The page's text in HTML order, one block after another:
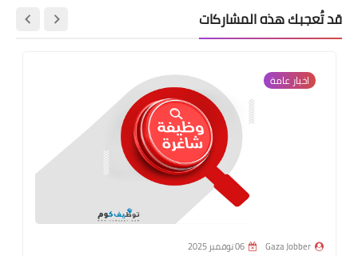
قد تُعجبك هذه المشاركات
اخبار عامة
Gaza Jobber 06 نوفمبر 2025